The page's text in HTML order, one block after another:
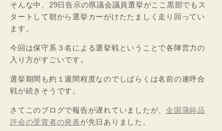
そんな中、29日告示の県議会議員選挙がここ黒部でもス
タートして朝から選挙カーがけたたましく走り回ってい
ます。
今回は保守系３名による選挙戦ということで各陣営力の
入り方がすごいです。
選挙期間も約１週間程度なのでしばらくは名前の連呼合
戦が続きそうです。
さてこのブログで報告が遅れていましたが、 全国蒲鉾品
評会の受賞者の発表が先日ありました。